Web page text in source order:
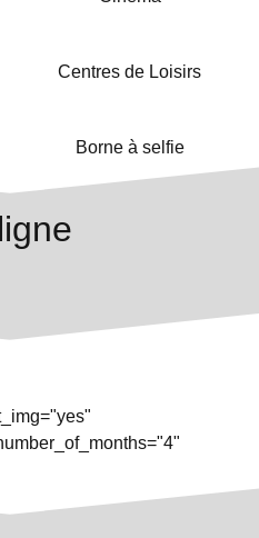
Centres de Loisirs
Borne à selfie